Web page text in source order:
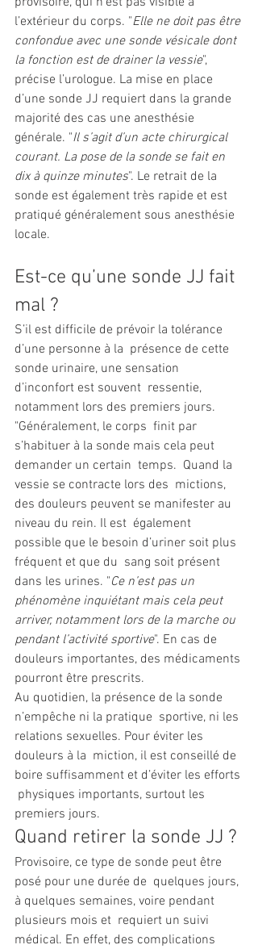
l’extérieur du corps. "Elle ne doit pas être
confondue avec une sonde vésicale dont
la fonction est de drainer la vessie",
précise l’urologue. La mise en place
d’une sonde JJ requiert dans la grande
majorité des cas une anesthésie
générale. "Il s’agit d’un acte chirurgical
courant. La pose de la sonde se fait en
dix à quinze minutes". Le retrait de la
sonde est également très rapide et est
pratiqué généralement sous anesthésie
locale.
Est-ce qu’une sonde JJ fait
mal ?
S’il est difficile de prévoir la tolérance
d’une personne à la  présence de cette
sonde urinaire, une sensation
d’inconfort est souvent  ressentie,
notamment lors des premiers jours.
"Généralement, le corps  finit par
s’habituer à la sonde mais cela peut
demander un certain  temps.  Quand la
vessie se contracte lors des  mictions,
des douleurs peuvent se manifester au
niveau du rein. Il est  également
possible que le besoin d’uriner soit plus
fréquent et que du  sang soit présent
dans les urines. "Ce n’est pas un
phénomène inquiétant mais cela peut
arriver, notamment lors de la marche ou
pendant l’activité sportive". En cas de
douleurs importantes, des médicaments
pourront être prescrits.
Au quotidien, la présence de la sonde
n’empêche ni la pratique  sportive, ni les
relations sexuelles. Pour éviter les
douleurs à la  miction, il est conseillé de
boire suffisamment et d’éviter les efforts
physiques importants, surtout les
premiers jours.
Quand retirer la sonde JJ ?
Provisoire, ce type de sonde peut être
posé pour une durée de  quelques jours,
à quelques semaines, voire pendant
plusieurs mois et  requiert un suivi
médical. En effet, des complications